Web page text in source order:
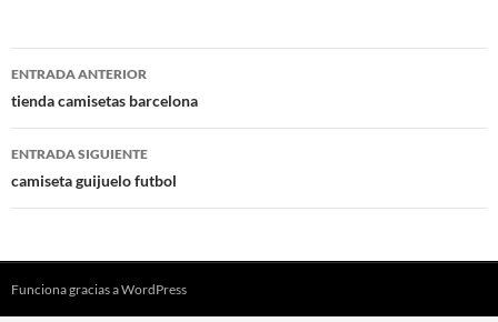
Navegación
de
entradas
ENTRADA ANTERIOR
tienda camisetas barcelona
ENTRADA SIGUIENTE
camiseta guijuelo futbol
Funciona gracias a WordPress